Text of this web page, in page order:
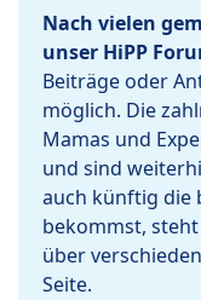
Nach vielen
unser HiPP
Beiträge oder
möglich. Die
Mamas und
und sind
auch künftig die
bekommst,
über
Seite.